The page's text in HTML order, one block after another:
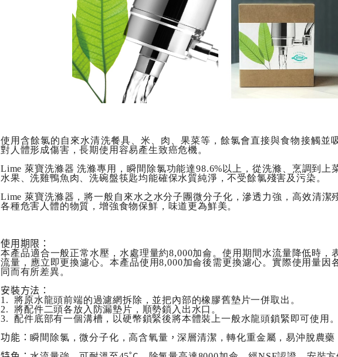
使用含餘氯的自來水清洗餐具、米、肉、果菜等，餘氯會直接與食物接觸並
對人體形成傷害，長期使用容易產生致癌危機。
Lime 萊寶洗滌器 洗滌專用，瞬間除氯功能達98.6%以上，從洗滌、烹調到上
水果、洗雞鴨魚肉、洗碗盤筷匙均能確保水質純淨，不受餘氯殘害及污染。
Lime 萊寶洗滌器，將一般自來水之水分子團微分子化，滲透力強，高效清潔
各種危害人體的物質，增強食物保鮮，味道更為鮮美。
使用期限：
本產品適合一般正常水壓，水處理量約8,000加侖。使用期間水流量降低時，
流量，應立即更換濾心。本產品使用8,000加侖後需更換濾心。實際使用量因
同而有所差異。
安裝方法：
1. 將原水龍頭前端的過濾網拆除，並把內部的橡膠舊墊片一併取出。
2. 將配件二頭各放入防漏墊片，順勢鎖入出水口。
3. 配件底部有一個溝槽，以硬幣鎖緊後將本體裝上一般水龍頭鎖緊即可使用。
功能：瞬間除氯，微分子化，高含氧量 ，深層清潔，轉化重金屬，易沖脫農藥